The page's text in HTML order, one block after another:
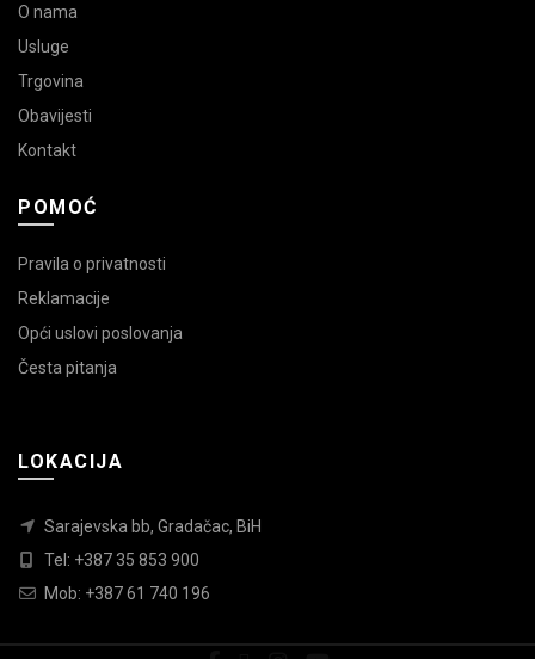
O nama
Usluge
Trgovina
Obavijesti
Kontakt
POMOĆ
Pravila o privatnosti
Reklamacije
Opći uslovi poslovanja
Česta pitanja
LOKACIJA
Sarajevska bb, Gradačac, BiH
Tel: +387 35 853 900
Mob: +387 61 740 196